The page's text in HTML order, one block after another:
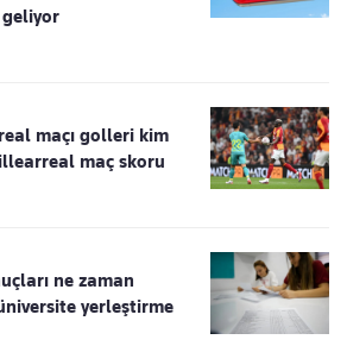
maçı golleri kim
maç skoru
ne zaman
yerleştirme